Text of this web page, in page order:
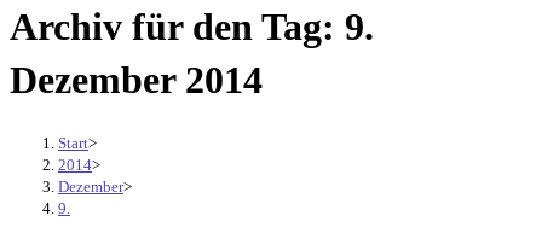
Archiv für den Tag: 9.
Dezember 2014
Start>
2014>
Dezember>
9.